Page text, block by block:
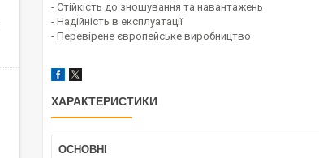
- Стійкість до зношування та навантажень
- Надійність в експлуатації
- Перевірене європейське виробництво
ХАРАКТЕРИСТИКИ
ОСНОВНІ